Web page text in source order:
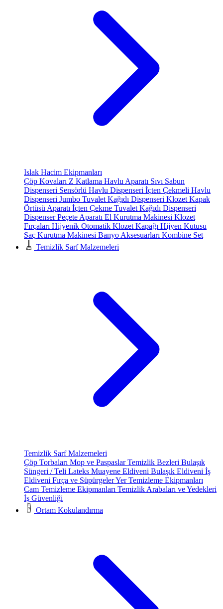
Islak Hacim Ekipmanları
Çöp Kovaları Z Katlama Havlu Aparatı Sıvı Sabun
Dispenseri Sensörlü Havlu Dispenseri İçten Çekmeli Havlu
Dispenseri Jumbo Tuvalet Kağıdı Dispenseri Klozet Kapak
Örtüsü Aparatı İçten Çekme Tuvalet Kağıdı Dispenseri
Dispenser Peçete Aparatı El Kurutma Makinesi Klozet
Fırçaları Hijyenik Otomatik Klozet Kapağı Hijyen Kutusu
Saç Kurutma Makinesi Banyo Aksesuarları Kombine Set
Temizlik Sarf Malzemeleri
Temizlik Sarf Malzemeleri
Çöp Torbaları Mop ve PaspaslarTemizlik Bezleri Bulaşık
Süngeri / Teli Lateks Muayene Eldiveni Bulaşık Eldiveni İş
Eldiveni Fırça ve SüpürgelerYer Temizleme Ekipmanları
Cam Temizleme Ekipmanları Temizlik Arabaları ve Yedekleri
İş Güvenliği
Ortam Kokulandırma